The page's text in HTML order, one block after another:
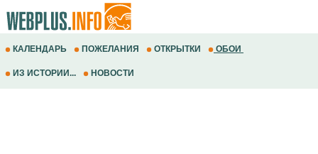
КАЛЕНДАРЬ ПОЖЕЛАНИЯ ОТКРЫТКИ ОБОИ
ИЗ ИСТОРИИ... НОВОСТИ